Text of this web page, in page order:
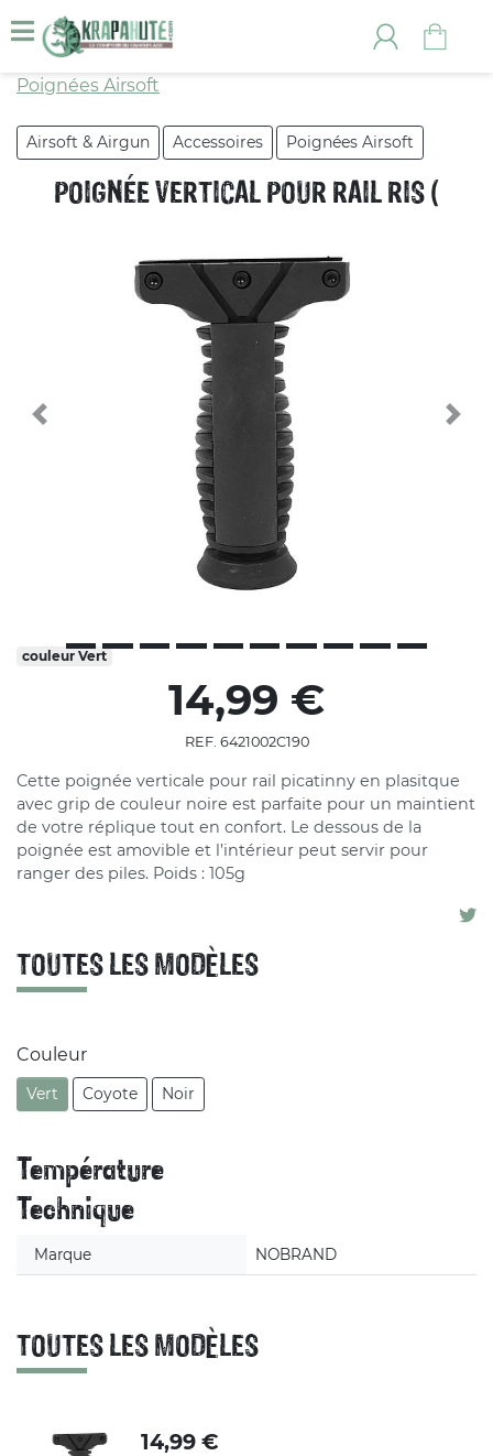
Airsoft & Airgun Accessoires Poignées Airsoft
POIGNÉE VERTICAL POUR RAIL RIS (
Cette poignée verticale pour rail picatinny en plasitque
avec grip de couleur noire est parfaite pour un maintient
de votre réplique tout en confort. Le dessous de la
poignée est amovible et l’intérieur peut servir pour
ranger des piles. Poids : 105g
Poignées Airsoft
Previous
14,99 €
REF. 6421002C190
TOUTES LES MODÈLES
Couleur
Vert Coyote Noir
Température
Technique
Marque NOBRAND
couleur Vert
TOUTES LES MODÈLES
14,99 €